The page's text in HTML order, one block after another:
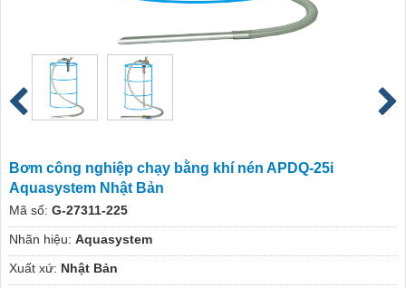
Bơm công nghiệp chạy bằng khí nén APDQ-25i
Aquasystem Nhật Bản
Mã số: G-27311-225
Nhãn hiệu: Aquasystem
Xuất xứ: Nhật Bản